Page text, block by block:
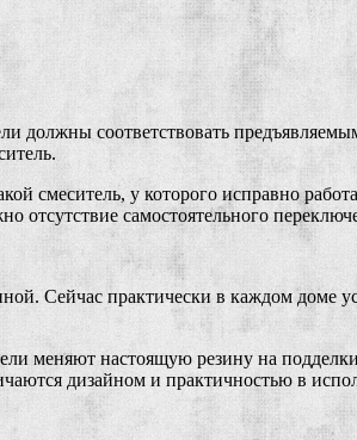
соответствовать
смеситель, у которого исправно
отсутствие самостоятельного
Сейчас практически в каждом доме
меняют настоящую резину на
дизайном и практичностью в